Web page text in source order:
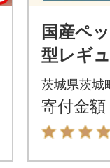
国産ペ
型レギ
茨城県茨城
寄付金額